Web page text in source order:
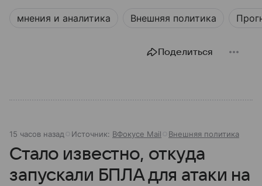
мнения и аналитика Внешняя политика
Поделиться
15 часов назад Источник: ВФокусе Mail Внешняя политика
Стало известно, откуда
запускали БПЛА для атаки на